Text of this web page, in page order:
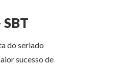
SBT
do seriado
sucesso de